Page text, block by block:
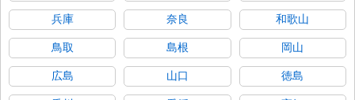
兵庫 奈良 和歌山
鳥取 島根 岡山
広島 山口 徳島